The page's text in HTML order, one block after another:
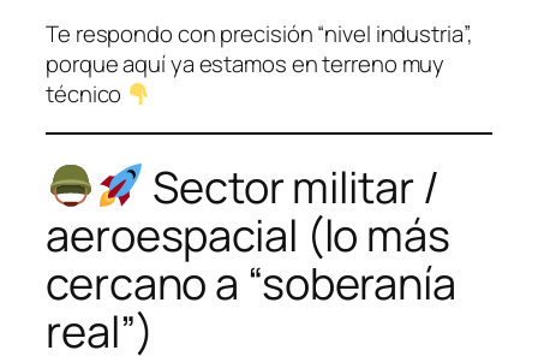
Te respondo con precisión “nivel industria”,
porque aquí ya estamos en terreno muy
técnico
Sector militar /
aeroespacial (lo más
cercano a “soberanía
real”)